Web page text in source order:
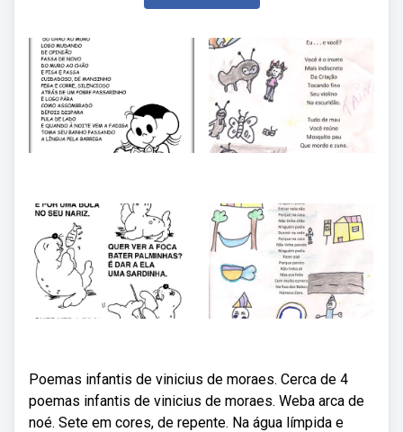
Poemas infantis de vinicius de moraes. Cerca de 4
poemas infantis de vinicius de moraes. Weba arca de
noé. Sete em cores, de repente. Na água límpida e